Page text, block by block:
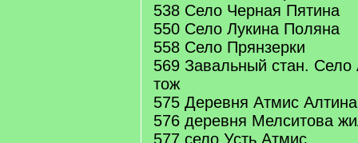
538 Село Черная Пятина
550 Село Лукина Поляна
558 Село Прянзерки
569 Завальный стан. Село
тож
575 Деревня Атмис
576 деревня Мелситова
577 село Усть Атмис